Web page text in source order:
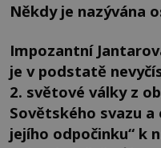
Někdy je nazývána
Impozantní
je v podstatě
2. světové války z
Sovětského svazu
jejího odpočinku“ k